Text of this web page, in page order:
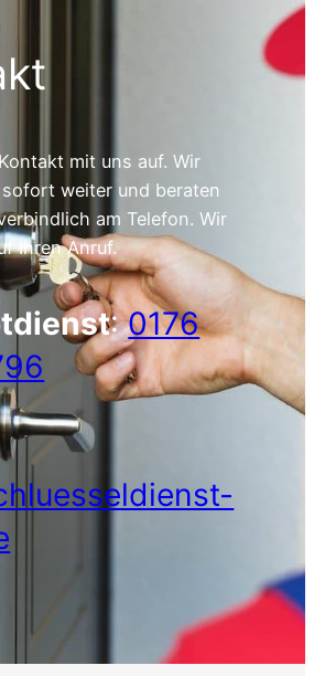
mit uns auf. Wir
weiter und beraten
am Telefon. Wir
Ihren Anruf.
:0176